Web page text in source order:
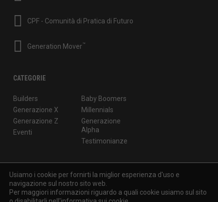
CPF - Comunità di Pratica di Futuro
Generation Mover™
CATEGORIE
Builders
Baby Boomers
Generazione X
Millennials
Generazione Z
Generazione
Alpha
Eventi
Testimonianze
© 2026Generation Moverdi Isabella Pierantoni - P.IVA: 05501970965
- Via M. Macchi 50, Milano
Usiamo i cookie per fornirti la miglior esperienza d'uso e
navigazione sul nostro sito web.
Per maggiori informazioni riguardo a quali cookie usiamo sul sito